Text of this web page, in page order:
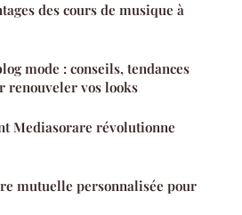
des cours de musique à
mode : conseils, tendances
renouveler vos looks
Mediasorare révolutionne
mutuelle personnalisée pour